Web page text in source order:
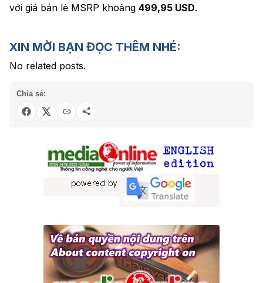
với giá bán lẻ MSRP khoảng 499,95 USD.
XIN MỜI BẠN ĐỌC THÊM NHÉ:
No related posts.
Chia sẻ: